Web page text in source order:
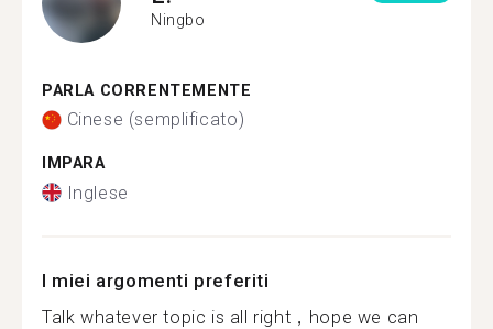
Ningbo
PARLA CORRENTEMENTE
Cinese (semplificato)
IMPARA
Inglese
I miei argomenti preferiti
Talk whatever topic is all right，hope we can